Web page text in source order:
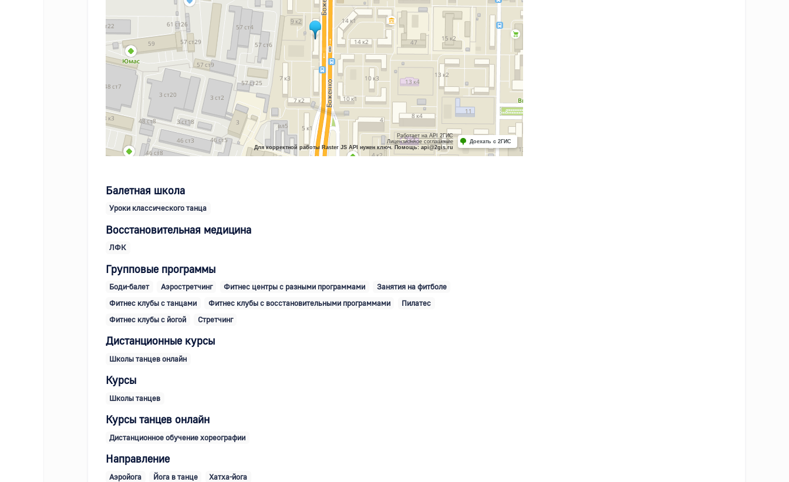
Работает на API 2ГИС
Лицензионное соглашение
Для корректной работы Raster JS API нужен ключ. Помощь: api@2gis.ru
Доехать с 2ГИС
Балетная школа
Уроки классического танца
Восстановительная медицина
ЛФК
Групповые программы
Боди-балет Аэростретчинг Фитнес центры с разными программами
Занятия на фитболе
Фитнес клубы с танцами
Фитнес клубы с восстановительными программами
Пилатес
Фитнес клубы с йогой
Стретчинг
Дистанционные курсы
Школы танцев онлайн
Курсы
Школы танцев
Курсы танцев онлайн
Дистанционное обучение хореографии
Направление
Аэройога Йога в танце Хатха-йога